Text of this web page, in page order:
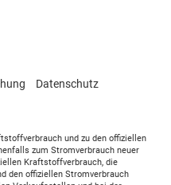
Datenschutz
und zu den offiziellen
zum Stromverbrauch neuer
Kraftstoffverbrauch, die
den offiziellen Stromverbrauch